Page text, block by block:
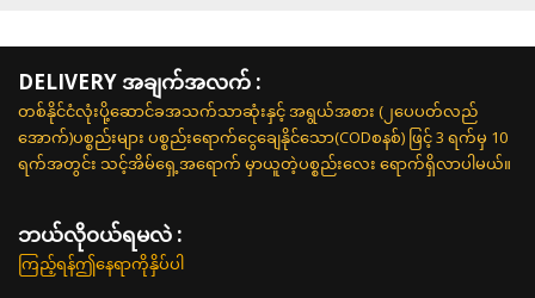
DELIVERY အချက်အလက် :
တစ်နိုင်ငံလုံးပို့ဆောင်ခအသက်သာဆုံးနှင့် အရွယ်အစား (၂ပေပတ်လည်
အောက်)ပစ္စည်းများ ပစ္စည်းရောက်ငွေချေနိုင်သော(CODစနစ်) ဖြင့် 3 ရက်မှ 10
ရက်အတွင်း သင့်အိမ်ရှေ့အရောက် မှာယူတဲ့ပစ္စည်းလေး ရောက်ရှိလာပါမယ်။
ဘယ်လို၀ယ်ရမလဲ :
ကြည့်ရန်ဤနေရာကိုနှိပ်ပါ